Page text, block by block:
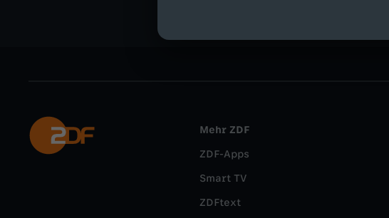
Mehr ZDF
ZDF-Apps
Smart TV
ZDFtext